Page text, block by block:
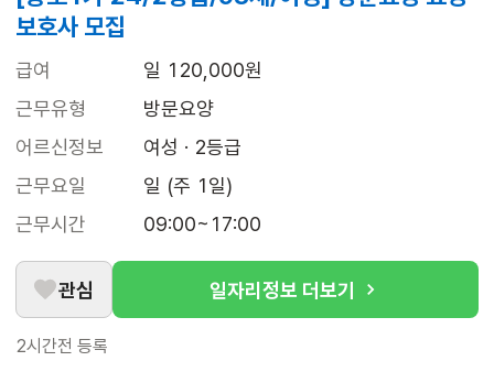
보호사 모집
급여
일 120,000원
근무유형
방문요양
어르신정보
여성 · 2등급
근무요일
일 (주 1일)
근무시간
09:00~17:00
관심 일자리정보 더보기
2시간전 등록